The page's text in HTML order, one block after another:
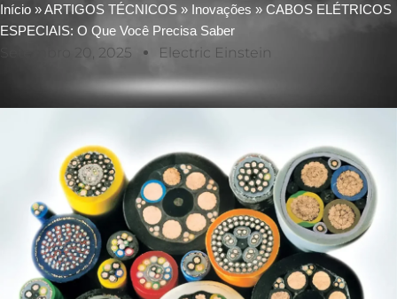
Início »ARTIGOS TÉCNICOS » Inovações » CABOS ELÉTRICOS
ESPECIAIS: O Que Você Precisa Saber
Setembro 20, 2025 Electric Einstein